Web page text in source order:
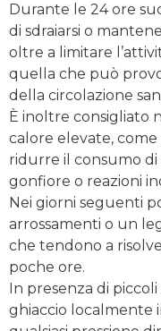
Durante le 24 ore
di sdraiarsi o
oltre a limitare
quella che può
della circolazione
È inoltre consigliato
calore elevate,
ridurre il consumo di
gonfiore o reazioni
Nei giorni seguenti
arrossamenti o un
che tendono a
poche ore.
In presenza di
ghiaccio localmente